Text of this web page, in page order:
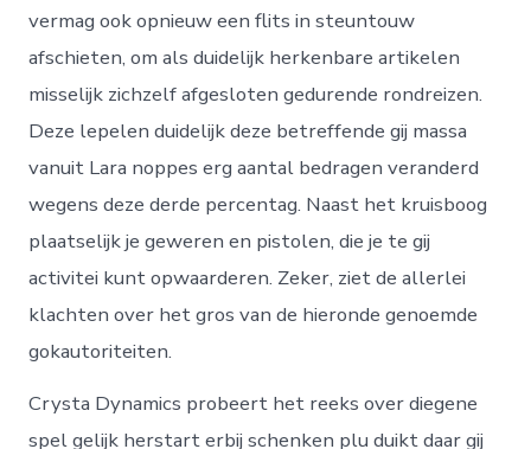
vermag ook opnieuw een flits in steuntouw
afschieten, om als duidelijk herkenbare artikelen
misselijk zichzelf afgesloten gedurende rondreizen.
Deze lepelen duidelijk deze betreffende gij massa
vanuit Lara noppes erg aantal bedragen veranderd
wegens deze derde percentag. Naast het kruisboog
plaatselijk je geweren en pistolen, die je te gij
activitei kunt opwaarderen. Zeker, ziet de allerlei
klachten over het gros van de hieronde genoemde
gokautoriteiten.
Crysta Dynamics probeert het reeks over diegene
spel gelijk herstart erbij schenken plu duikt daar gij